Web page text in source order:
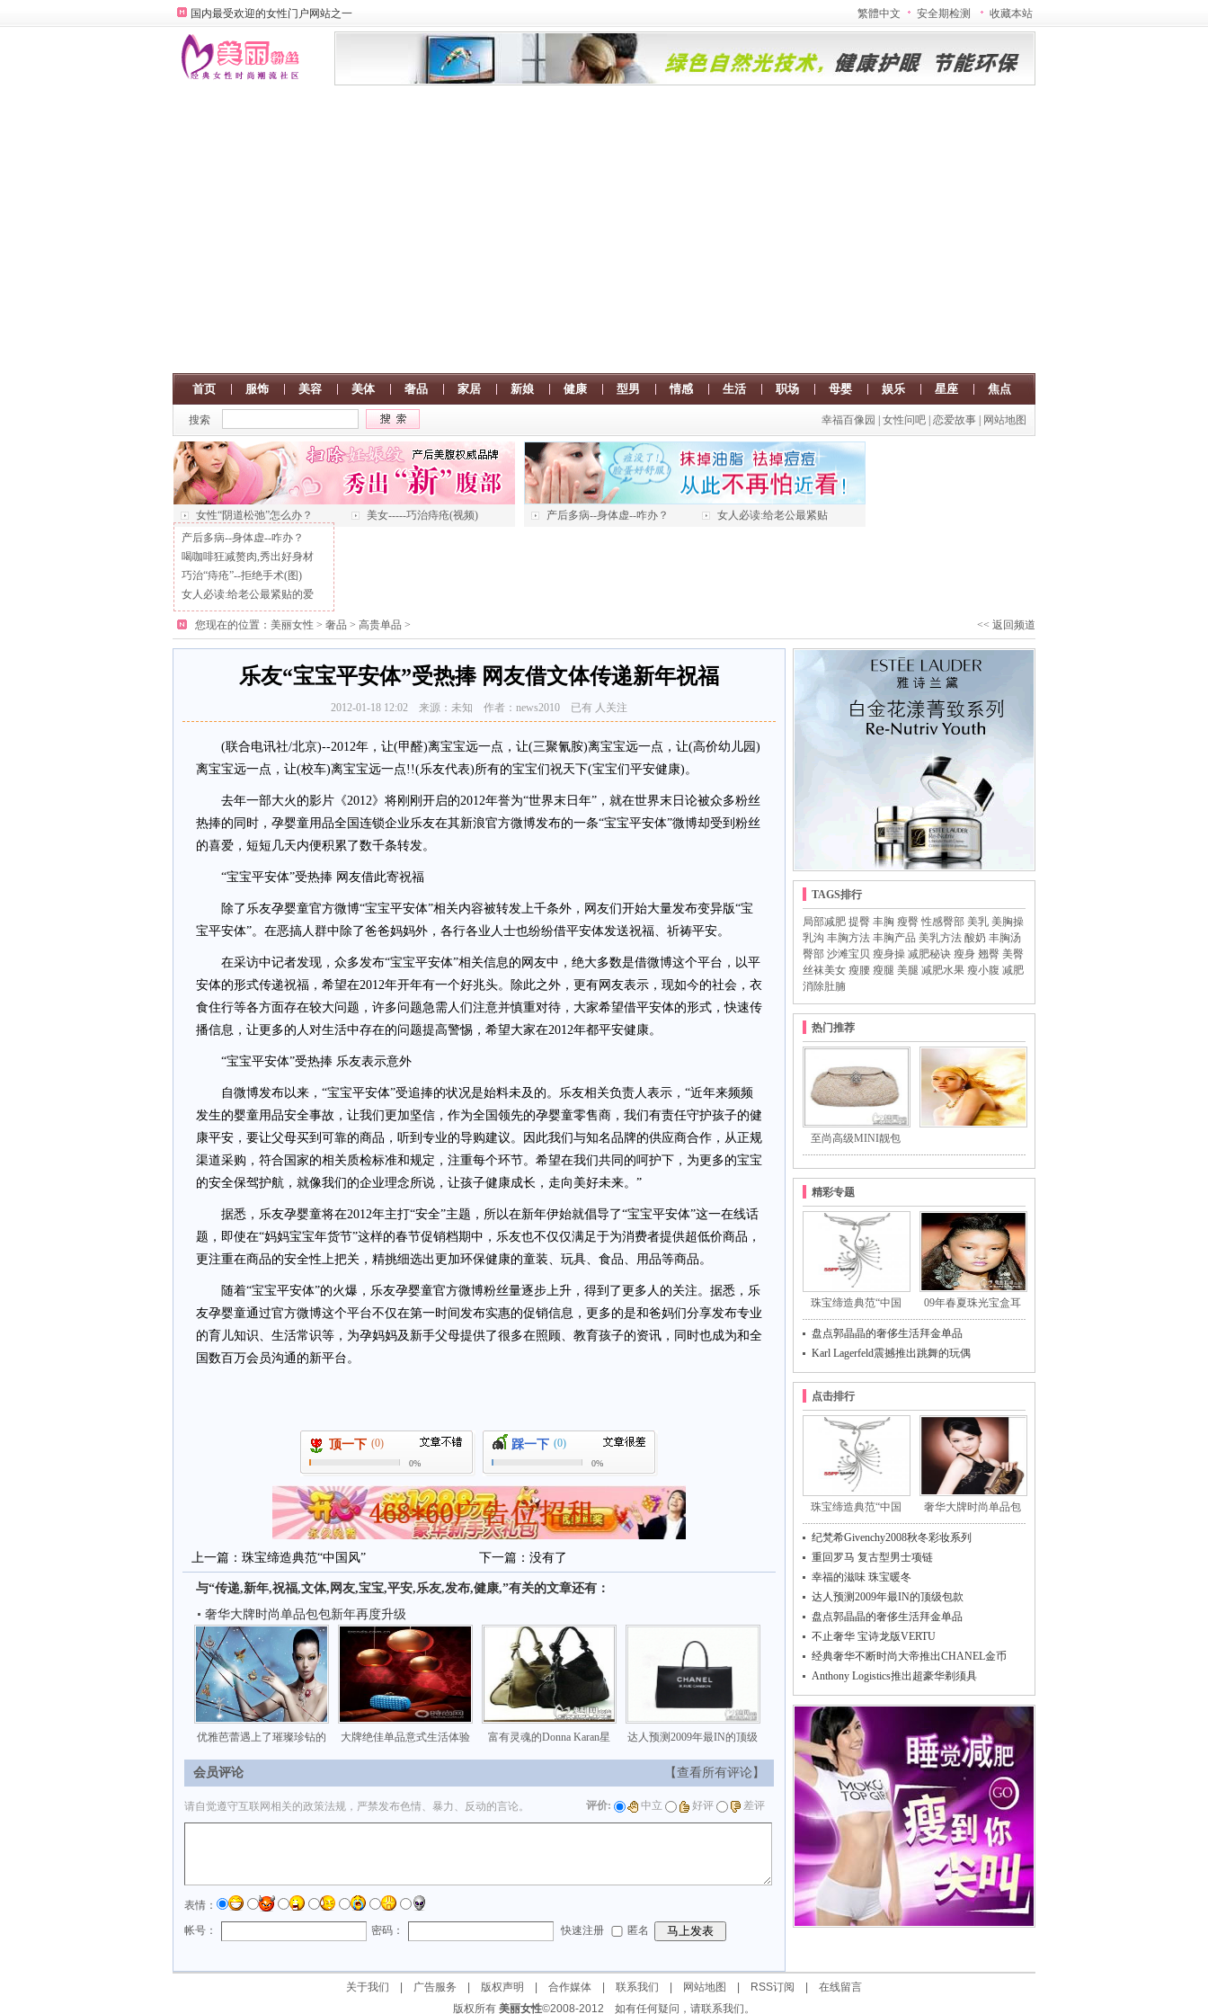
国内最受欢迎的女性门户网站之一 繁體中文 安全期检测 收藏本站
首页 服饰 美容 美体 奢品 家居 新娘 健康 型男 情感 生活 职场 母婴 娱乐 星座 焦点
搜索 幸福百像园 女性问吧 恋爱故事 网站地图
女性“阴道松弛”怎么办？ 美女-----巧治痔疮(视频) 产后多病--身体虚--咋办？
女人必读:给老公最紧贴
产后多病--身体虚--咋办？
喝咖啡狂减赘肉,秀出好身材
巧治“痔疮”--拒绝手术(图)
女人必读:给老公最紧贴的爱
<< 返回频道
您现在的位置： 美丽女性 > 奢品 > 高贵单品 >
乐友“宝宝平安体”受热捧 网友借文体传递新年祝福
2012-01-18 12:02 来源：未知 作者：news2010 已有 人关注
(联合电讯社/北京)--2012年，让(甲醛)离宝宝远一点，让(三聚氰胺)离宝宝远一点，让(高价幼儿园)
离宝宝远一点，让(校车)离宝宝远一点!!(乐友代表)所有的宝宝们祝天下(宝宝们平安健康)。
去年一部大火的影片《2012》将刚刚开启的2012年誉为“世界末日年”，就在世界末日论被众多粉丝
热捧的同时，孕婴童用品全国连锁企业乐友在其新浪官方微博发布的一条“宝宝平安体”微博却受到粉丝
的喜爱，短短几天内便积累了数千条转发。
“宝宝平安体”受热捧 网友借此寄祝福
除了乐友孕婴童官方微博“宝宝平安体”相关内容被转发上千条外，网友们开始大量发布变异版“宝
宝平安体”。在恶搞人群中除了爸爸妈妈外，各行各业人士也纷纷借平安体发送祝福、祈祷平安。
在采访中记者发现，众多发布“宝宝平安体”相关信息的网友中，绝大多数是借微博这个平台，以平
安体的形式传递祝福，希望在2012年开年有一个好兆头。除此之外，更有网友表示，现如今的社会，衣
食住行等各方面存在较大问题，许多问题急需人们注意并慎重对待，大家希望借平安体的形式，快速传
播信息，让更多的人对生活中存在的问题提高警惕，希望大家在2012年都平安健康。
“宝宝平安体”受热捧 乐友表示意外
自微博发布以来，“宝宝平安体”受追捧的状况是始料未及的。乐友相关负责人表示，“近年来频频
发生的婴童用品安全事故，让我们更加坚信，作为全国领先的孕婴童零售商，我们有责任守护孩子的健
康平安，要让父母买到可靠的商品，听到专业的导购建议。因此我们与知名品牌的供应商合作，从正规
渠道采购，符合国家的相关质检标准和规定，注重每个环节。希望在我们共同的呵护下，为更多的宝宝
的安全保驾护航，就像我们的企业理念所说，让孩子健康成长，走向美好未来。”
据悉，乐友孕婴童将在2012年主打“安全”主题，所以在新年伊始就倡导了“宝宝平安体”这一在线话
题，即使在“妈妈宝宝年货节”这样的春节促销档期中，乐友也不仅仅满足于为消费者提供超低价商品，
更注重在商品的安全性上把关，精挑细选出更加环保健康的童装、玩具、食品、用品等商品。
随着“宝宝平安体”的火爆，乐友孕婴童官方微博粉丝量逐步上升，得到了更多人的关注。据悉，乐
友孕婴童通过官方微博这个平台不仅在第一时间发布实惠的促销信息，更多的是和爸妈们分享发布专业
的育儿知识、生活常识等，为孕妈妈及新手父母提供了很多在照顾、教育孩子的资讯，同时也成为和全
国数百万会员沟通的新平台。
顶一下 (0)
0%
踩一下 (0)
0%
上一篇： 珠宝缔造典范“中国风” 下一篇：没有了
与“传递,新年,祝福,文体,网友,宝宝,平安,乐友,发布,健康,”有关的文章还有：
奢华大牌时尚单品包包新年再度升级
优雅芭蕾遇上了璀璨珍钻的 大牌绝佳单品意式生活体验 富有灵魂的Donna Karan星 达人预测2009年最IN的顶级
【查看所有评论】
会员评论
请自觉遵守互联网相关的政策法规，严禁发布色情、暴力、反动的言论。 评价: 中立 好评 差评
表情：
帐号：
密码： 快速注册 匿名
TAGS排行
局部减肥 提臀 丰胸 瘦臀 性感臀部 美乳 美胸操
乳沟 丰胸方法 丰胸产品 美乳方法 酸奶 丰胸汤
臀部 沙滩宝贝 瘦身操 减肥秘诀 瘦身 翘臀 美臀
丝袜美女 瘦腰 瘦腿 美腿 减肥水果 瘦小腹 减肥
消除肚腩
热门推荐
至尚高级MINI靓包
精彩专题
珠宝缔造典范“中国 09年春夏珠光宝盒耳
盘点郭晶晶的奢侈生活拜金单品
Karl Lagerfeld震撼推出跳舞的玩偶
点击排行
珠宝缔造典范“中国 奢华大牌时尚单品包
纪梵希Givenchy2008秋冬彩妆系列
重回罗马 复古型男士项链
幸福的滋味 珠宝暖冬
达人预测2009年最IN的顶级包款
盘点郭晶晶的奢侈生活拜金单品
不止奢华 宝诗龙版VERTU
经典奢华不断时尚大帝推出CHANEL金币
Anthony Logistics推出超豪华剃须具
关于我们 广告服务 版权声明 合作媒体 联系我们 网站地图 RSS订阅
在线留言
版权所有 美丽女性©2008-2012 如有任何疑问，请联系我们。